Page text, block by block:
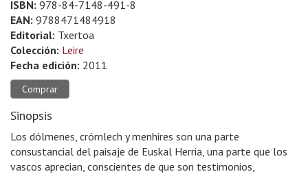
ISBN: 978-84-7148-491-8
EAN: 9788471484918
Editorial: Txertoa
Colección: Leire
Fecha edición: 2011
Comprar
Sinopsis
Los dólmenes, crómlech y menhires son una parte
consustancial del paisaje de Euskal Herria, una parte que los
vascos aprecian, conscientes de que son testimonios,